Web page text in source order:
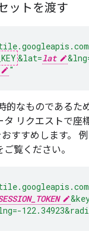
ットを渡す
&lat=lat
"
的なものであるた
タ リクエストで座
すすめします。
覧ください。
122.34923